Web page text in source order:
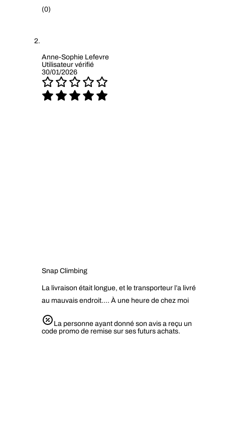
(0)
Anne-Sophie Lefevre
Utilisateur vérifié
30/01/2026
Snap Climbing
La livraison était longue, et le transporteur l’a livré
au mauvais endroit…. À une heure de chez moi
La personne ayant donné son avis a reçu un
code promo de remise sur ses futurs achats.